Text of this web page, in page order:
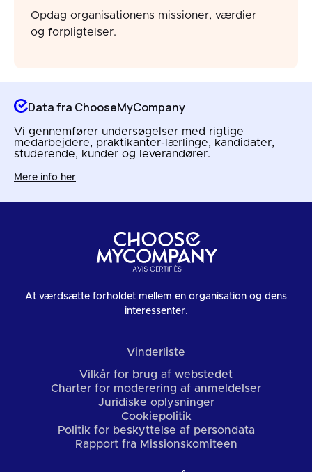
Opdag organisationens missioner, værdier
og forpligtelser.
Data fra ChooseMyCompany
Vi gennemfører undersøgelser med rigtige
medarbejdere, praktikanter-lærlinge, kandidater,
studerende, kunder og leverandører.
Mere info her
At værdsætte forholdet mellem en organisation og dens
interessenter.
Vinderliste
Vilkår for brug af webstedet
Charter for moderering af anmeldelser
Juridiske oplysninger
Cookiepolitik
Politik for beskyttelse af persondata
Rapport fra Missionskomiteen